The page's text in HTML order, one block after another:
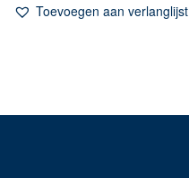
Toevoegen aan verlanglijst